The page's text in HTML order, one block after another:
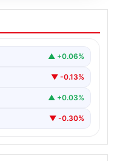
gerginlik
▲ +0.06%
▼ -0.13%
▲ +0.03%
▼ -0.30%